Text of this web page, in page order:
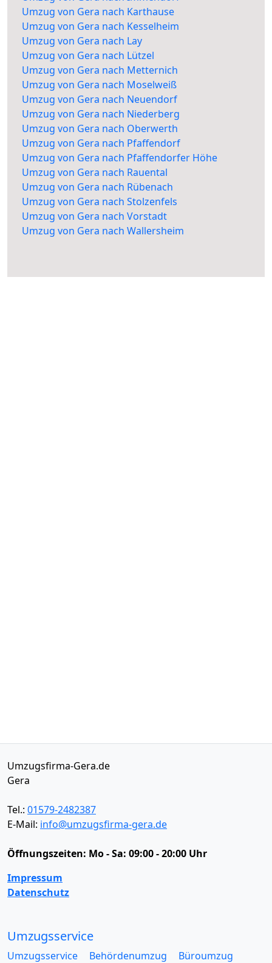
Umzug von Gera nach Karthause
Umzug von Gera nach Kesselheim
Umzug von Gera nach Lay
Umzug von Gera nach Lützel
Umzug von Gera nach Metternich
Umzug von Gera nach Moselweiß
Umzug von Gera nach Neuendorf
Umzug von Gera nach Niederberg
Umzug von Gera nach Oberwerth
Umzug von Gera nach Pfaffendorf
Umzug von Gera nach Pfaffendorfer Höhe
Umzug von Gera nach Rauental
Umzug von Gera nach Rübenach
Umzug von Gera nach Stolzenfels
Umzug von Gera nach Vorstadt
Umzug von Gera nach Wallersheim
Umzugsfirma-Gera.de
Gera
Tel.: 01579-2482387
E-Mail: info@umzugsfirma-gera.de
Öffnungszeiten: Mo - Sa: 09:00 - 20:00 Uhr
Impressum
Datenschutz
Umzugsservice
Umzugsservice Behördenumzug
Büroumzug